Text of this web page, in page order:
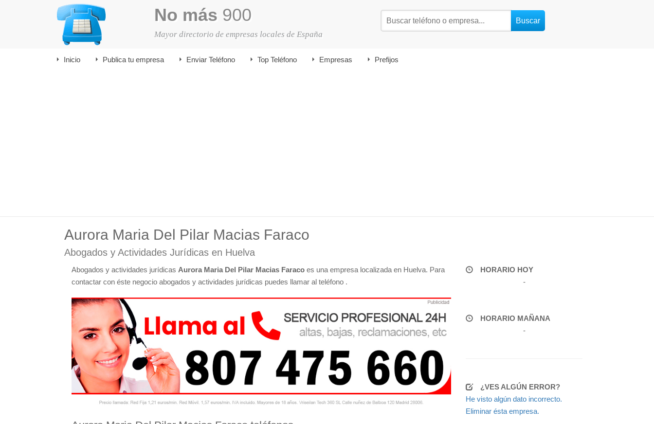
No más 900
Mayor directorio de empresas locales de España
Inicio Publica tu empresa Enviar Teléfono Top Teléfono Empresas Prefijos
Aurora Maria Del Pilar Macias Faraco
Abogados y Actividades Jurídicas en Huelva
Abogados y actividades jurídicas Aurora Maria Del Pilar Macias Faraco es una empresa localizada en Huelva. Para
contactar con éste negocio abogados y actividades jurídicas puedes llamar al teléfono .
HORARIO HOY
-
HORARIO MAÑANA
-
¿VES ALGÚN ERROR?
He visto algún dato incorrecto.
Eliminar ésta empresa.